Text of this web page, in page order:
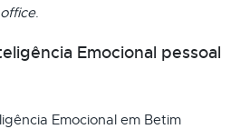
.
Emocional pessoal
Emocional em Betim